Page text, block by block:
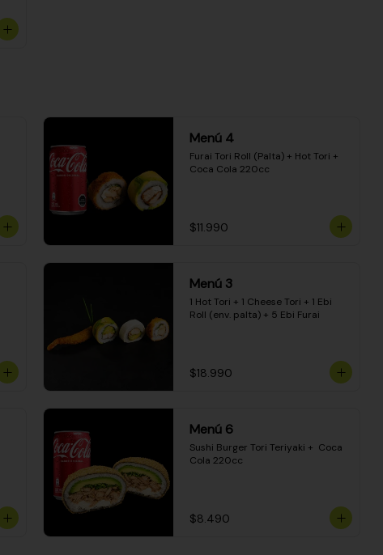
Menú 4
Furai Tori Roll (Palta) + Hot Tori +
Coca Cola 220cc
$11.990
Menú 3
1 Hot Tori + 1 Cheese Tori + 1 Ebi
Roll (env. palta) + 5 Ebi Furai
$18.990
Menú 6
Sushi Burger Tori Teriyaki +  Coca
Cola 220cc
$8.490